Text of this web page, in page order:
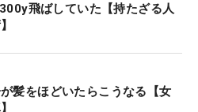
飛ばしていた【持たざる人
髪をほどいたらこうなる【女